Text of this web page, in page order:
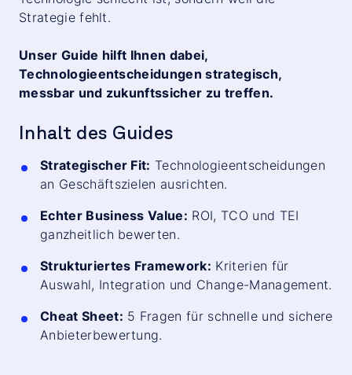
Strategie fehlt.
Unser Guide hilft Ihnen dabei,
Technologieentscheidungen strategisch,
messbar und zukunftssicher zu treffen.
Inhalt des Guides
Strategischer Fit: Technologieentscheidungen
an Geschäftszielen ausrichten.
Echter Business Value: ROI, TCO und TEI
ganzheitlich bewerten.
Strukturiertes Framework: Kriterien für
Auswahl, Integration und Change-Management.
Cheat Sheet: 5 Fragen für schnelle und sichere
Anbieterbewertung.